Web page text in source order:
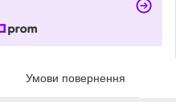
Умови повернення